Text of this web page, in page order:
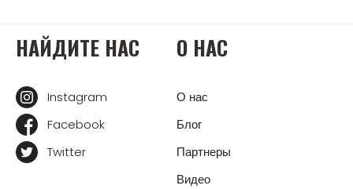
НАЙДИТЕ НАС
Instagram
Facebook
Twitter
О НАС
О нас
Блог
Партнеры
Видео